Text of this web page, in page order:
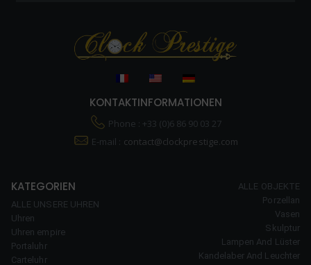
KONTAKTINFORMATIONEN
Phone : +33 (0)6 86 90 03 27
E-mail : contact@clockprestige.com
KATEGORIEN
ALLE UNSERE UHREN
Uhren
Uhren empire
Portaluhr
Carteluhr
ALLE OBJEKTE
Porzellan
Vasen
Skulptur
Lampen And Lüster
Kandelaber And Leuchter